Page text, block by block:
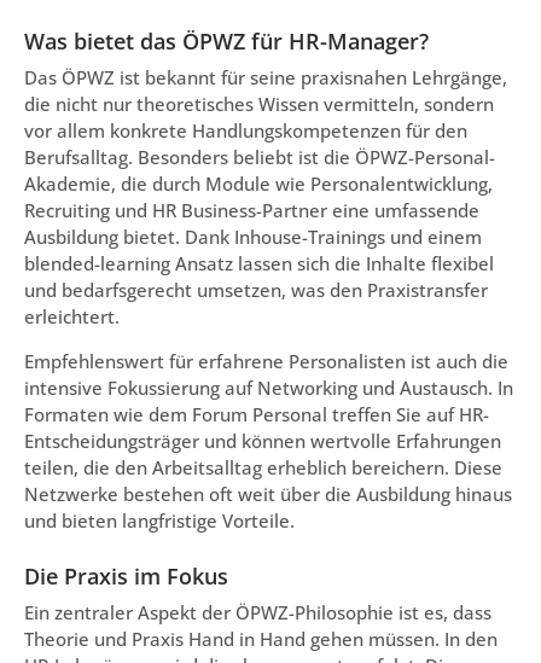
Was bietet das ÖPWZ für HR-Manager?
Das ÖPWZ ist bekannt für seine praxisnahen Lehrgänge,
die nicht nur theoretisches Wissen vermitteln, sondern
vor allem konkrete Handlungskompetenzen für den
Berufsalltag. Besonders beliebt ist die ÖPWZ-Personal-
Akademie, die durch Module wie Personalentwicklung,
Recruiting und HR Business-Partner eine umfassende
Ausbildung bietet. Dank Inhouse-Trainings und einem
blended-learning Ansatz lassen sich die Inhalte flexibel
und bedarfsgerecht umsetzen, was den Praxistransfer
erleichtert.
Empfehlenswert für erfahrene Personalisten ist auch die
intensive Fokussierung auf Networking und Austausch. In
Formaten wie dem Forum Personal treffen Sie auf HR-
Entscheidungsträger und können wertvolle Erfahrungen
teilen, die den Arbeitsalltag erheblich bereichern. Diese
Netzwerke bestehen oft weit über die Ausbildung hinaus
und bieten langfristige Vorteile.
Die Praxis im Fokus
Ein zentraler Aspekt der ÖPWZ-Philosophie ist es, dass
Theorie und Praxis Hand in Hand gehen müssen. In den